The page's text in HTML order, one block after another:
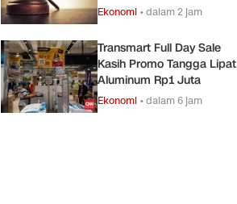
Ekonomi •dalam 2 jam
Transmart Full Day Sale
Kasih Promo Tangga Lipat
Aluminum Rp1 Juta
Ekonomi •dalam 6 jam